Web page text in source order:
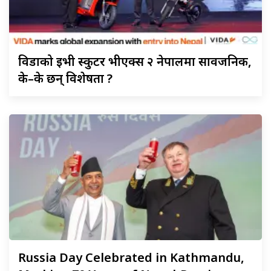
विडाकोईभी स्कुटर भीएक्स २ नेपालमा सार्वजनिक,
के–के छन् विशेषता ?
Russia Day Celebrated in Kathmandu,